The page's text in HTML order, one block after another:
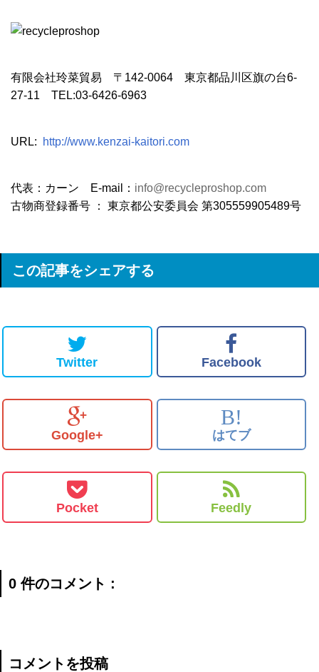
有限会社玲菜貿易 〒142-0064 東京都品川区旗の台6-
27-11 TEL:03-6426-6963
URL: http://www.kenzai-kaitori.com
代表：カーン E-mail： info@recycleproshop.com
古物商登録番号 ： 東京都公安委員会 第305559905489号
この記事をシェアする
Twitter Facebook
Google+
B!
はてブ
Pocket Feedly
0 件のコメント :
コメントを投稿